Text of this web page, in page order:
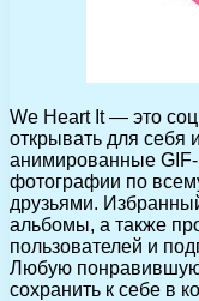
We Heart It — это
открывать для себя
анимированные
фотографии по
друзьями.
альбомы, а также
пользователей и
Любую
сохранить к себе в